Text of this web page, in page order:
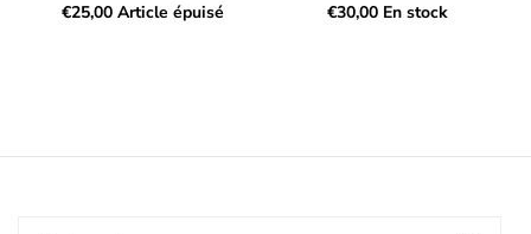
€25,00 Article épuisé
€30,00 En stock